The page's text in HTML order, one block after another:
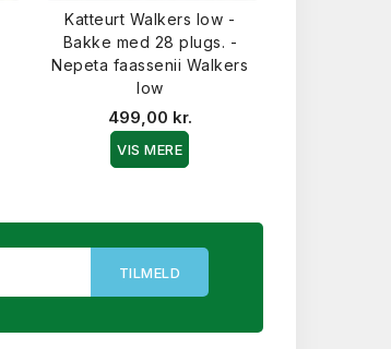
Katteurt Walkers low -
Bakke med 28 plugs. -
Nepeta faassenii Walkers
low
499,00 kr.
VIS MERE